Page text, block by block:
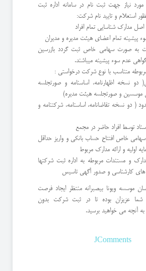
مورد نیاز جهت ثبت نام در سامانه اداره ثبت
استعلام و تایید نام شرکت:
اصل مدارک شناسایی تمام افراد
پیشینه تمام اعضای هیئت مدیره و مدیران
به صورت سهامی خاص ثبت گردد بازرسین
گواهی عدم سوء پیشینه میباشند.
متناسب با نوع شرکت درخواستی :
نسخه اظهارنامه، اساسنامه و صورتجلسه
و صورتجلسه هیئت مدیره)
( دو نسخه تقاضانامه، اساسنامه، شرکتنامه و
توسط افراد حاضر در مجمع
خاص افتتاح حساب بانکی و واریز حداقل
و مستندات مربوطه به اداره ثبت شرکتها
کارشناسی و صدور آگهی تاسیس
موسسه ویونا بیصبرانه منتظر ایجاد فرصت
عزیزان بوده تا در ثبت شرکت بدون
آنچه می خواهید برسید.
JComments